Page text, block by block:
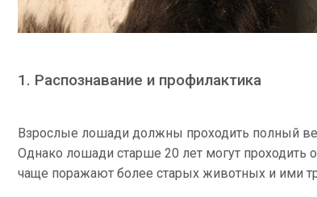
1. Распознавание и профилактика
Взрослые лошади должны проходить полный
Однако лошади старше 20 лет могут проходить
чаще поражают более старых животных и ими